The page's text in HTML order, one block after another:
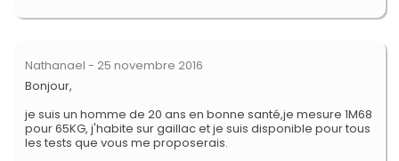
Nathanael - 25 novembre 2016
Bonjour,
je suis un homme de 20 ans en bonne santé,je mesure 1M68
pour 65KG, j'habite sur gaillac et je suis disponible pour tous
les tests que vous me proposerais.